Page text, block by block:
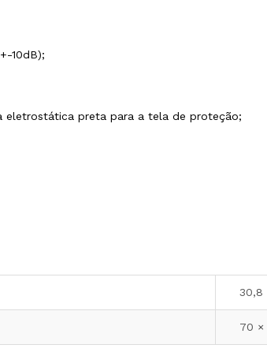
10dB);
eletrostática preta para a tela de proteção;
30,8
70 ×